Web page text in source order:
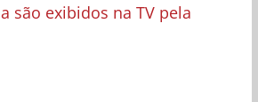
são exibidos na TV pela